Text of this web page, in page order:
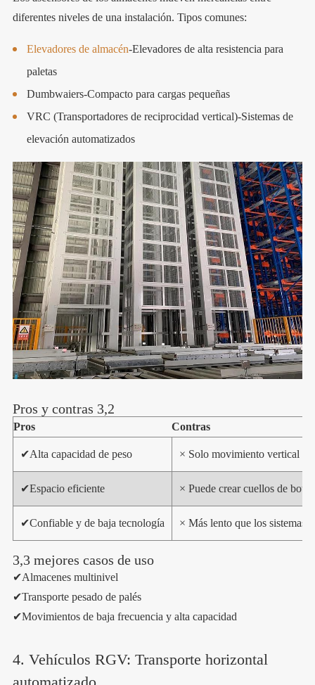
diferentes niveles de una instalación. Tipos comunes:
Elevadores de almacén-Elevadores de alta resistencia para
paletas
Dumbwaiers-Compacto para cargas pequeñas
VRC (Transportadores de reciprocidad vertical)-Sistemas de
elevación automatizados
Pros y contras 3,2
Pros Contras
✔Alta capacidad de peso × Solo movimiento vertical
✔Espacio eficiente × Puede crear cuellos de
✔Confiable y de baja tecnología × Más lento que los sistemas
3,3 mejores casos de uso
✔Almacenes multinivel
✔Transporte pesado de palés
✔Movimientos de baja frecuencia y alta capacidad
4. Vehículos RGV: Transporte horizontal